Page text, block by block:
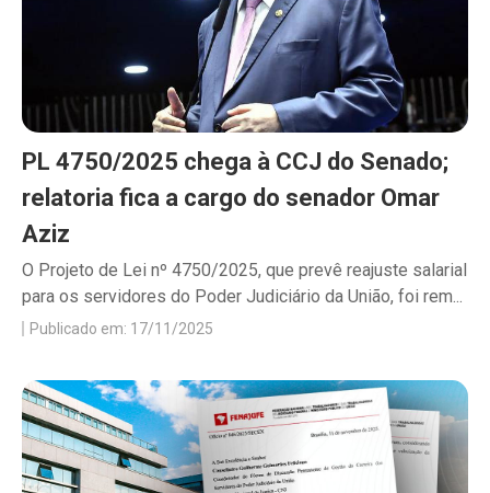
PL 4750/2025 chega à CCJ do Senado;
relatoria fica a cargo do senador Omar
Aziz
O Projeto de Lei nº 4750/2025, que prevê reajuste salarial
para os servidores do Poder Judiciário da União, foi rem...
Publicado em: 17/11/2025